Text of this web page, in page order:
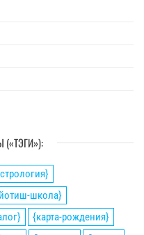
школа}
{карта-рождения}